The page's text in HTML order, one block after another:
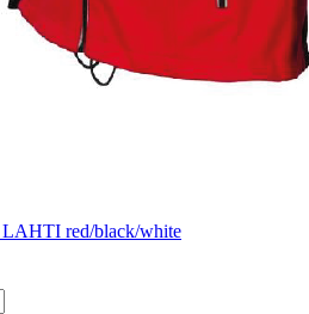
LAHTI red/black/white